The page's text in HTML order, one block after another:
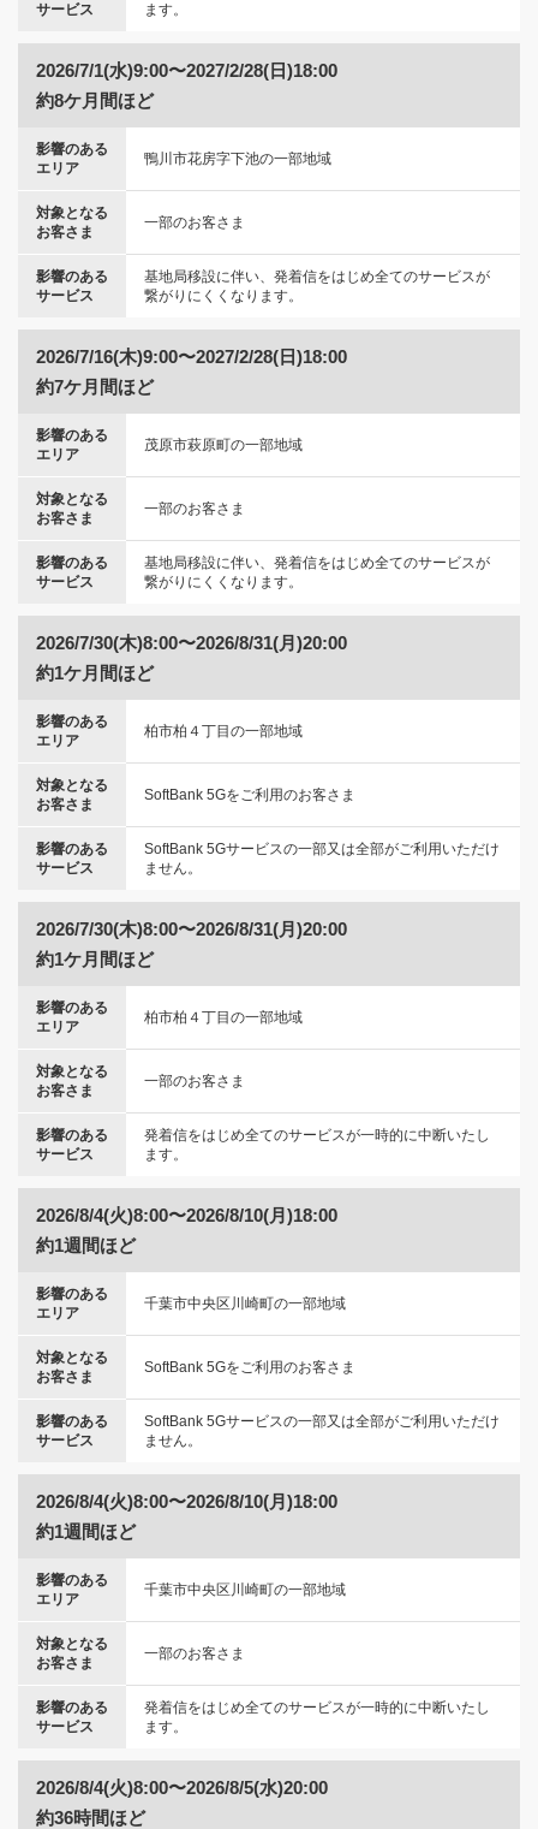
サービス
ます。
2026/7/1(水)9:00〜2027/2/28(日)18:00
約8ケ月間ほど
影響のある
エリア
鴨川市花房字下池の一部地域
対象となる
お客さま
一部のお客さま
影響のある
サービス
基地局移設に伴い、発着信をはじめ全てのサービスが
繋がりにくくなります。
2026/7/16(木)9:00〜2027/2/28(日)18:00
約7ケ月間ほど
影響のある
エリア
茂原市萩原町の一部地域
対象となる
お客さま
一部のお客さま
影響のある
サービス
基地局移設に伴い、発着信をはじめ全てのサービスが
繋がりにくくなります。
2026/7/30(木)8:00〜2026/8/31(月)20:00
約1ケ月間ほど
影響のある
エリア
柏市柏４丁目の一部地域
対象となる
お客さま
SoftBank 5Gをご利用のお客さま
影響のある
サービス
SoftBank 5Gサービスの一部又は全部がご利用いただけ
ません。
2026/7/30(木)8:00〜2026/8/31(月)20:00
約1ケ月間ほど
影響のある
エリア
柏市柏４丁目の一部地域
対象となる
お客さま
一部のお客さま
影響のある
サービス
発着信をはじめ全てのサービスが一時的に中断いたし
ます。
2026/8/4(火)8:00〜2026/8/10(月)18:00
約1週間ほど
影響のある
エリア
千葉市中央区川崎町の一部地域
対象となる
お客さま
SoftBank 5Gをご利用のお客さま
影響のある
サービス
SoftBank 5Gサービスの一部又は全部がご利用いただけ
ません。
2026/8/4(火)8:00〜2026/8/10(月)18:00
約1週間ほど
影響のある
エリア
千葉市中央区川崎町の一部地域
対象となる
お客さま
一部のお客さま
影響のある
サービス
発着信をはじめ全てのサービスが一時的に中断いたし
ます。
2026/8/4(火)8:00〜2026/8/5(水)20:00
約36時間ほど